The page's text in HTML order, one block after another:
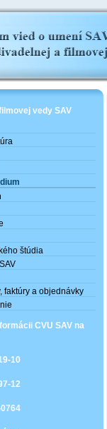
vedy SAV
štúdia
faktúry a objednávky
CVU SAV na
10
12